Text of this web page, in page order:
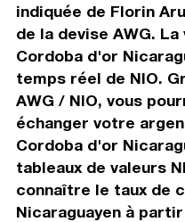
indiquée de Florin
de la devise AWG.
Cordoba d'or
temps réel de NIO.
AWG / NIO, vous
échanger votre
Cordoba d'or
tableaux de valeurs
connaître le taux de
Nicaraguayen à